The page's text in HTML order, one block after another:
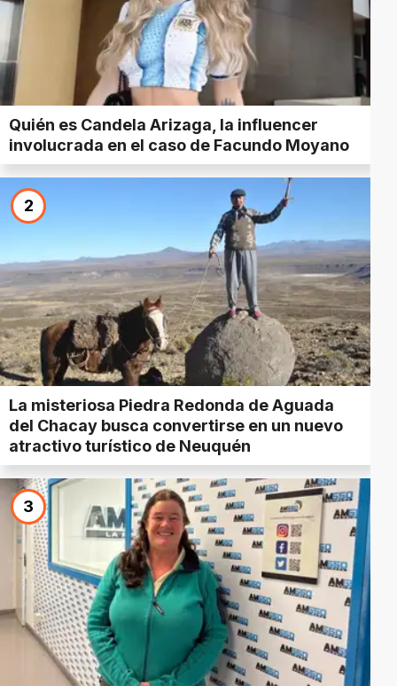
Quién es Candela Arizaga, la influencer
involucrada en el caso de Facundo Moyano
2
La misteriosa Piedra Redonda de Aguada
del Chacay busca convertirse en un nuevo
atractivo turístico de Neuquén
3